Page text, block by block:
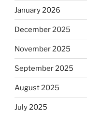
January 2026
December 2025
November 2025
September 2025
August 2025
July 2025